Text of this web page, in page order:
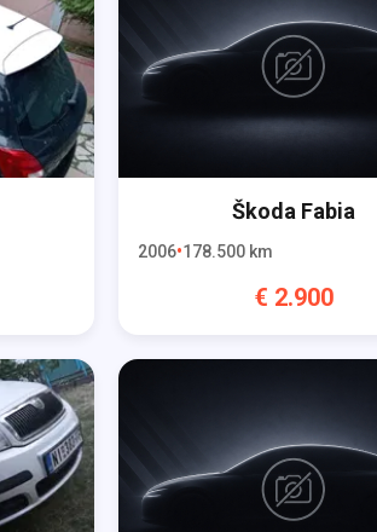
Škoda Fabia
2006 178.500 km
€ 2.900